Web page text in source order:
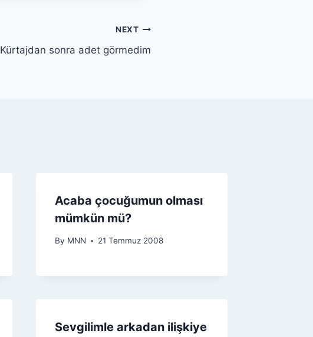
NEXT
Kürtajdan sonra adet görmedim
Acaba çocuğumun olması
mümkün mü?
By MNN 21 Temmuz 2008
Sevgilimle arkadan ilişkiye